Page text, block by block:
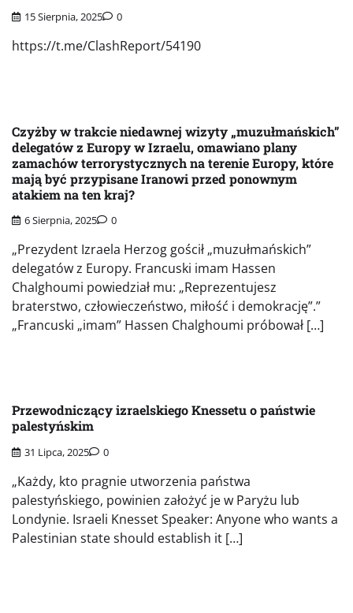
15 Sierpnia, 2025 0
https://t.me/ClashReport/54190
Czyżby w trakcie niedawnej wizyty „muzułmańskich”
delegatów z Europy w Izraelu, omawiano plany
zamachów terrorystycznych na terenie Europy, które
mają być przypisane Iranowi przed ponownym
atakiem na ten kraj?
6 Sierpnia, 2025 0
„Prezydent Izraela Herzog gościł „muzułmańskich”
delegatów z Europy. Francuski imam Hassen
Chalghoumi powiedział mu: „Reprezentujesz
braterstwo, człowieczeństwo, miłość i demokrację”.”
„Francuski „imam” Hassen Chalghoumi próbował […]
Przewodniczący izraelskiego Knessetu o państwie
palestyńskim
31 Lipca, 2025 0
„Każdy, kto pragnie utworzenia państwa
palestyńskiego, powinien założyć je w Paryżu lub
Londynie. Israeli Knesset Speaker: Anyone who wants a
Palestinian state should establish it […]